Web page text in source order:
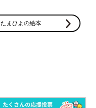
たまひよの絵本